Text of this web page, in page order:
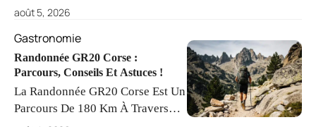
Plongeurs De Tous Niveaux. Les
Biodiversité, Offrent Des Sites
Adaptés, Comme Le Cap Des
Mèdes Et Des Épaves Fascinantes.
août 5, 2026
Gastronomie
Randonnée GR20 Corse :
Parcours, Conseils Et Astuces !
La Randonnée GR20 Corse Est Un
Parcours De 180 Km À Travers